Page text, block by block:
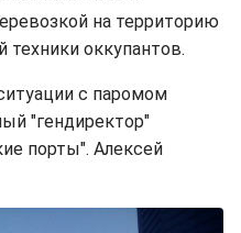
на территорию
оккупантов.
с паромом
"гендиректор"
порты". Алексей